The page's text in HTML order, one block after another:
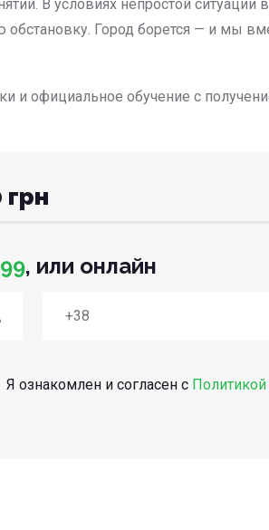
В условиях непростой
Город борется — и мы
и официальное обучение с
грн
, или онлайн
Я ознакомлен и согласен с